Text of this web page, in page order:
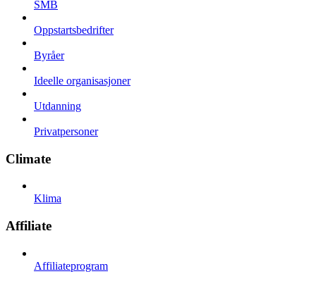
SMB
Oppstartsbedrifter
Byråer
Ideelle organisasjoner
Utdanning
Privatpersoner
Climate
Klima
Affiliate
Affiliateprogram